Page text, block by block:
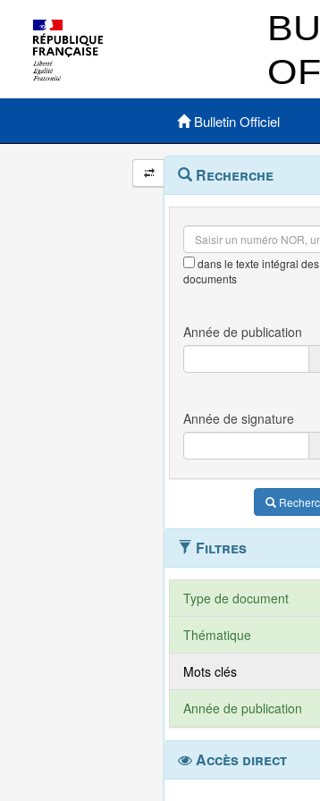
Menu principal
Bulletin Officiel
Navigation
et
outils
annexes
Menu
contextuel
Recherche
dans le texte intégral des
documents
Filtres
Type de document
Thématique
Mots clés
Année de publication
Accès direct